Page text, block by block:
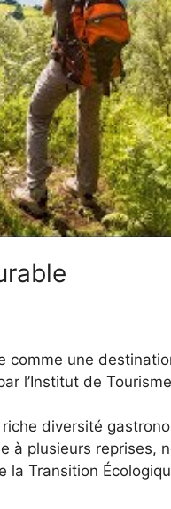
une
l’Institut de Tourisme
diversité
à plusieurs reprises,
Transition